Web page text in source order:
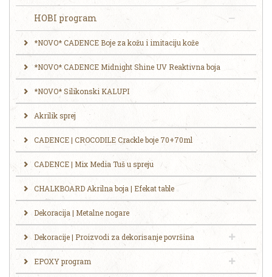
HOBI program
*NOVO* CADENCE Boje za kožu i imitaciju kože
*NOVO* CADENCE Midnight Shine UV Reaktivna boja
*NOVO* Silikonski KALUPI
Akrilik sprej
CADENCE | CROCODILE Crackle boje 70+70ml
CADENCE | Mix Media Tuš u spreju
CHALKBOARD Akrilna boja | Efekat table
Dekoracija | Metalne nogare
Dekoracije | Proizvodi za dekorisanje površina
EPOXY program